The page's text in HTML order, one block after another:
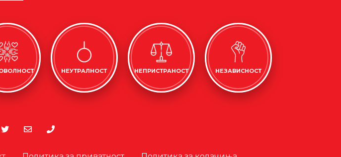
НЕУТРАЛНОСТ НЕПРИСТРАНОСТ НЕЗАВИСНОСТ